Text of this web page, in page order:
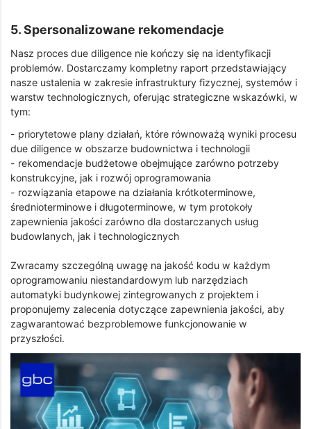
5. Spersonalizowane rekomendacje
Nasz proces due diligence nie kończy się na identyfikacji
problemów. Dostarczamy kompletny raport przedstawiający
nasze ustalenia w zakresie infrastruktury fizycznej, systemów i
warstw technologicznych, oferując strategiczne wskazówki, w
tym:
- priorytetowe plany działań, które równoważą wyniki procesu
due diligence w obszarze budownictwa i technologii
- rekomendacje budżetowe obejmujące zarówno potrzeby
konstrukcyjne, jak i rozwój oprogramowania
- rozwiązania etapowe na działania krótkoterminowe,
średnioterminowe i długoterminowe, w tym protokoły
zapewnienia jakości zarówno dla dostarczanych usług
budowlanych, jak i technologicznych
Zwracamy szczególną uwagę na jakość kodu w każdym
oprogramowaniu niestandardowym lub narzędziach
automatyki budynkowej zintegrowanych z projektem i
proponujemy zalecenia dotyczące zapewnienia jakości, aby
zagwarantować bezproblemowe funkcjonowanie w
przyszłości.